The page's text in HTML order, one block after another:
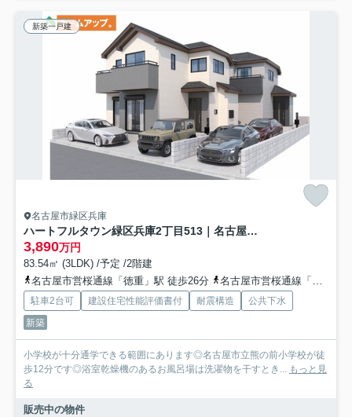
新築一戸建
名古屋市緑区兵庫
ハートフルタウン緑区兵庫2丁目513｜名古屋市の戸建ならホームアップ
3,890万円
83.54㎡ (3LDK) /予定 /2階建
名古屋市営桜通線「徳重」駅 徒歩26分
名古屋市営桜通線「徳重」駅 バス14分 名古屋市営「兵庫公園」 停歩3分
駐車2台可 建設住宅性能評価書付 耐震構造
公共下水
新築
小学校が十分通学できる範囲にあります◎名古屋市立熊の前小学校が徒
歩12分です◎浴室乾燥機のあるお風呂場は洗濯物を干すとき... もっと見
る
販売中の物件